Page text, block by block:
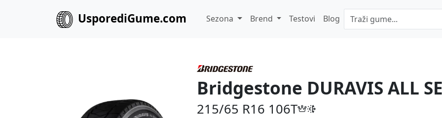
UsporediGume.com Sezona Brend Testovi Blog
Bridgestone DURAVIS ALL
215/65 R16 106T